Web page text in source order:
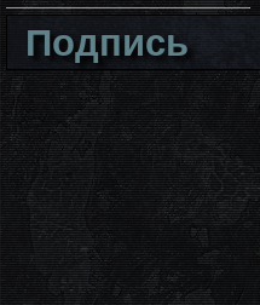
Подпись